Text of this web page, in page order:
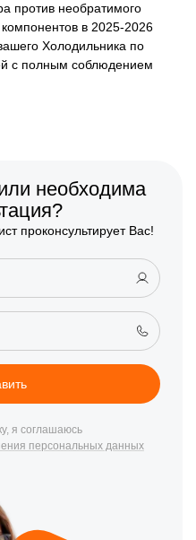
против необратимого
в 2025-2026
Холодильника по
с полным соблюдением
необходима
проконсультирует Вас!
я соглашаюсь
персональных данных